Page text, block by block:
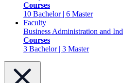
Courses
10 Bachelor | 6 Master
Faculty
Business Administration and
Courses
3 Bachelor | 3 Master